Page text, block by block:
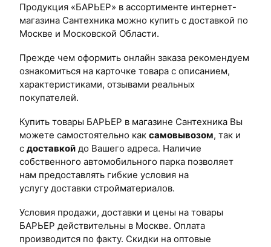
Продукция «БАРЬЕР» в ассортименте интернет-
магазина Сантехника можно купить с доставкой по
Москве и Московской Области.
Прежде чем оформить онлайн заказа рекомендуем
ознакомиться на карточке товара с описанием,
характеристиками, отзывами реальных
покупателей.
Купить товары БАРЬЕР в магазине Сантехника Вы
можете самостоятельно как самовывозом, так и
с доставкой до Вашего адреса. Наличие
собственного автомобильного парка позволяет
нам предоставлять гибкие условия на
услугу доставки стройматериалов.
Условия продажи, доставки и цены на товары
БАРЬЕР действительны в Москве. Оплата
производится по факту. Скидки на оптовые